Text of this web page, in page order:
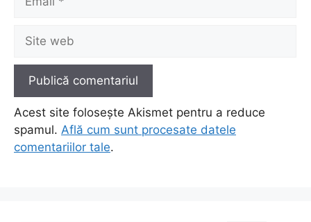
web
Acest site folosește Akismet pentru a reduce
spamul. Află cum sunt procesate datele
comentariilor tale.